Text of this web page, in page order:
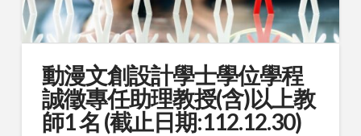
動漫文創設計學士學位學程
誠徵專任助理教授(含)以上教
師1 名 (截止日期:112.12.30)